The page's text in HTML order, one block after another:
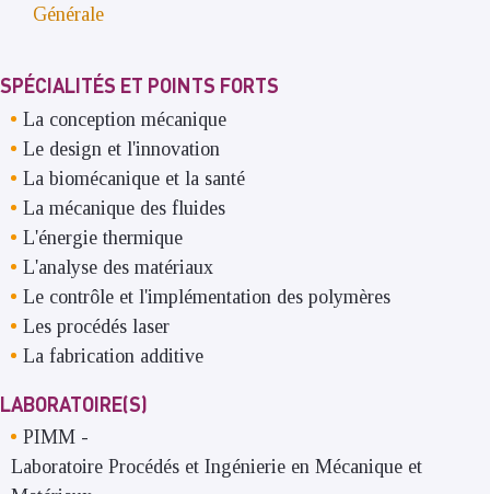
Générale
SPÉCIALITÉS ET POINTS FORTS
La conception mécanique
Le design et l'innovation
La biomécanique et la santé
La mécanique des fluides
L'énergie thermique
L'analyse des matériaux
Le contrôle et l'implémentation des polymères
Les procédés laser
La fabrication additive
LABORATOIRE(S)
PIMM -
Laboratoire Procédés et Ingénierie en Mécanique et